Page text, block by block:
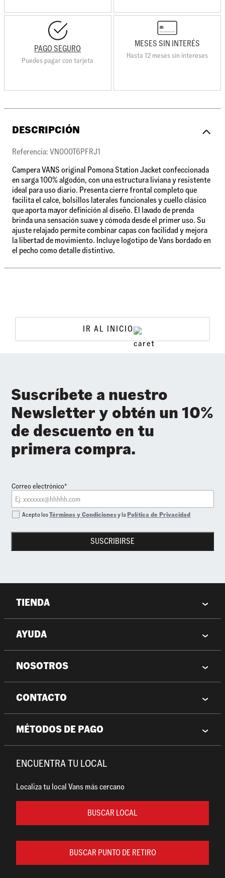
PAGO SEGURO
Puedes pagar con tarjeta
MESES SIN INTERÉS
Hasta 12 meses sin intereses
DESCRIPCIÓN
Referencia: VN000T6PFRJ1
Campera VANS original Pomona Station Jacket confeccionada
en sarga 100% algodón, con una estructura liviana y resistente
ideal para uso diario. Presenta cierre frontal completo que
facilita el calce, bolsillos laterales funcionales y cuello clásico
que aporta mayor definición al diseño. El lavado de prenda
brinda una sensación suave y cómoda desde el primer uso. Su
ajuste relajado permite combinar capas con facilidad y mejora
la libertad de movimiento. Incluye logotipo de Vans bordado en
el pecho como detalle distintivo.
IR AL INICIO
Suscríbete a nuestro
Newsletter y obtén un 10%
de descuento en tu
primera compra.
Correo electrónico*
SUSCRIBIRSE
Acepto losTérminos y Condicionesy laPolítica de Privacidad
TIENDA
AYUDA
NOSOTROS
CONTACTO
MÉTODOS DE PAGO
ENCUENTRA TU LOCAL
Localiza tu local Vans más cercano
BUSCAR LOCAL
BUSCAR PUNTO DE RETIRO